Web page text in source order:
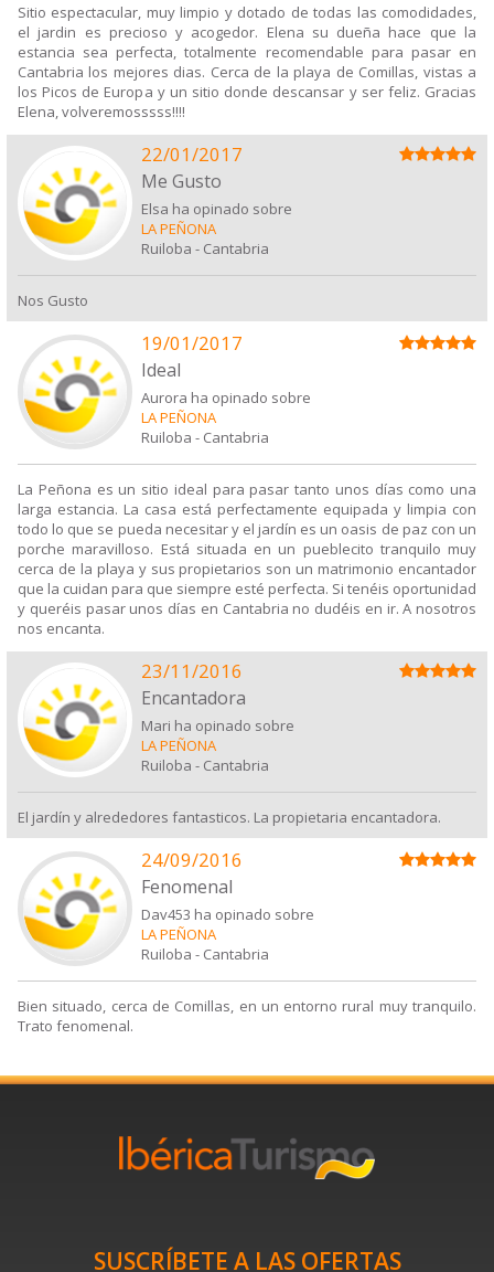
Sitio espectacular, muy limpio y dotado de todas las comodidades,
el jardin es precioso y acogedor. Elena su dueña hace que la
estancia sea perfecta, totalmente recomendable para pasar en
Cantabria los mejores dias. Cerca de la playa de Comillas, vistas a
los Picos de Europa y un sitio donde descansar y ser feliz. Gracias
Elena, volveremosssss!!!!
22/01/2017
Me Gusto
Elsa ha opinado sobre
LA PEÑONA
Ruiloba - Cantabria
Nos Gusto
19/01/2017
Ideal
Aurora ha opinado sobre
LA PEÑONA
Ruiloba - Cantabria
La Peñona es un sitio ideal para pasar tanto unos días como una
larga estancia. La casa está perfectamente equipada y limpia con
todo lo que se pueda necesitar y el jardín es un oasis de paz con un
porche maravilloso. Está situada en un pueblecito tranquilo muy
cerca de la playa y sus propietarios son un matrimonio encantador
que la cuidan para que siempre esté perfecta. Si tenéis oportunidad
y queréis pasar unos días en Cantabria no dudéis en ir. A nosotros
nos encanta.
23/11/2016
Encantadora
Mari ha opinado sobre
LA PEÑONA
Ruiloba - Cantabria
El jardín y alrededores fantasticos. La propietaria encantadora.
24/09/2016
Fenomenal
Dav453 ha opinado sobre
LA PEÑONA
Ruiloba - Cantabria
Bien situado, cerca de Comillas, en un entorno rural muy tranquilo.
Trato fenomenal.
SUSCRÍBETE A LAS OFERTAS